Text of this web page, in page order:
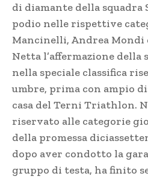
di diamante della squadra
podio nelle rispettive
Mancinelli, Andrea Mondi
Netta l’affermazione della
nella speciale classifica
umbre, prima con ampio
casa del Terni Triathlon.
riservato alle categorie
della promessa
dopo aver condotto la
gruppo di testa, ha finito